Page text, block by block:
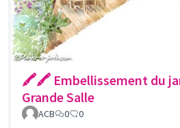
🖍🖍 Embellissement du
Grande Salle
ACB 0 0